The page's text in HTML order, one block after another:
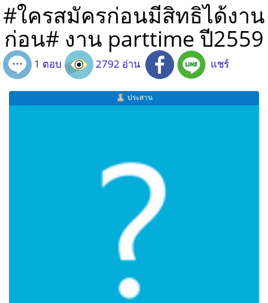
#ใครสมัครก่อนมีสิทธิได้งาน
ก่อน# งาน parttime ปี2559
1 ตอบ 2792 อ่าน แชร์
ประสาน